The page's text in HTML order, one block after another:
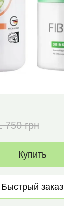
750 грн
Купить
Быстрый заказ